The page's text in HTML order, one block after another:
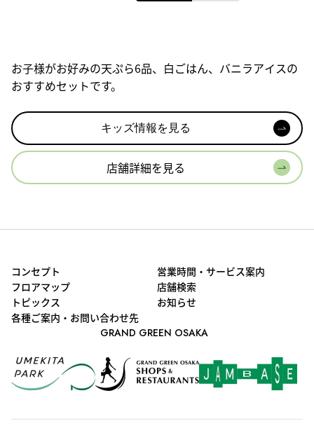
お子様がお好みの天ぷら6品、白ごはん、バニラアイスの
おすすめセットです。
キッズ情報を見る
店舗詳細を見る
コンセプト
営業時間・サービス案内
フロアマップ
店舗検索
トピックス
お知らせ
各種ご案内・お問い合わせ先
GRAND GREEN OSAKA